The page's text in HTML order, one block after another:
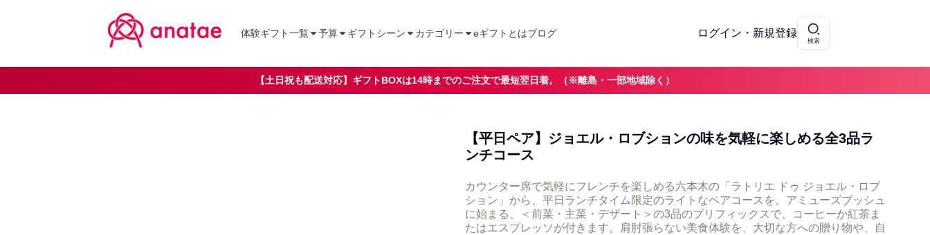
体験ギフト一覧 予算 ギフトシーン カテゴリー eギフトとはブログ ログイン・新規登録
検索
【土日祝も配送対応】ギフトBOXは14時までのご注文で最短翌日着。（※離島・一部地域除く）
【平日ペア】ジョエル・ロブションの味を気軽に楽しめる全3品ラ
ンチコース
カウンター席で気軽にフレンチを楽しめる六本木の「ラトリエ ドゥ ジョエル・ロブ
ション」から、平日ランチタイム限定のライトなペアコースを。アミューズブッシュ
に始まる、＜前菜・主菜・デザート＞の3品のプリフィックスで、コーヒーか紅茶ま
たはエスプレッソが付きます。肩肘張らない美食体験を、大切な方への贈り物や、自